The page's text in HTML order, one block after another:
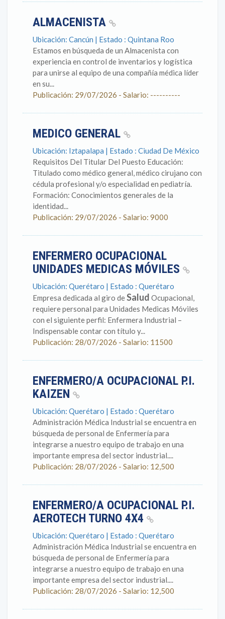
ALMACENISTA
Ubicación: Cancún | Estado : Quintana Roo
Estamos en búsqueda de un Almacenista con
experiencia en control de inventarios y logística
para unirse al equipo de una compañía médica líder
en su...
Publicación: 29/07/2026 - Salario: ----------
MEDICO GENERAL
Ubicación: Iztapalapa | Estado : Ciudad De México
Requisitos Del Titular Del Puesto Educación:
Titulado como médico general, médico cirujano con
cédula profesional y/o especialidad en pediatría.
Formación: Conocimientos generales de la
identidad...
Publicación: 29/07/2026 - Salario: 9000
ENFERMERO OCUPACIONAL
UNIDADES MEDICAS MÓVILES
Ubicación: Querétaro | Estado : Querétaro
Empresa dedicada al giro deSalud Ocupacional,
requiere personal para Unidades Medicas Móviles
con el siguiente perfil: Enfermera Industrial –
Indispensable contar con título y...
Publicación: 28/07/2026 - Salario: 11500
ENFERMERO/A OCUPACIONAL P.I.
KAIZEN
Ubicación: Querétaro | Estado : Querétaro
Administración Médica Industrial se encuentra en
búsqueda de personal de Enfermería para
integrarse a nuestro equipo de trabajo en una
importante empresa del sector industrial....
Publicación: 28/07/2026 - Salario: 12,500
ENFERMERO/A OCUPACIONAL P.I.
AEROTECH TURNO 4X4
Ubicación: Querétaro | Estado : Querétaro
Administración Médica Industrial se encuentra en
búsqueda de personal de Enfermería para
integrarse a nuestro equipo de trabajo en una
importante empresa del sector industrial....
Publicación: 28/07/2026 - Salario: 12,500